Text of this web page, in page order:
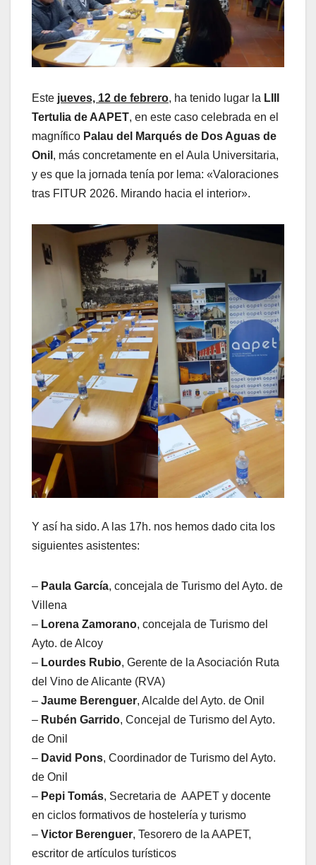
Este jueves, 12 de febrero, ha tenido lugar la LIII
Tertulia de AAPET, en este caso celebrada en el
magnífico Palau del Marqués de Dos Aguas de
Onil , más concretamente en el Aula Universitaria,
y es que la jornada tenía por lema: «Valoraciones
tras FITUR 2026. Mirando hacia el interior».
Y así ha sido. A las 17h. nos hemos dado cita los
siguientes asistentes:
– Paula García, concejala de Turismo del Ayto. de
Villena
– Lorena Zamorano, concejala de Turismo del
Ayto. de Alcoy
– Lourdes Rubio, Gerente de la Asociación Ruta
del Vino de Alicante (RVA)
– Jaume Berenguer, Alcalde del Ayto. de Onil
– Rubén Garrido, Concejal de Turismo del Ayto.
de Onil
– David Pons, Coordinador de Turismo del Ayto.
de Onil
– Pepi Tomás, Secretaria de AAPET y docente
en ciclos formativos de hostelería y turismo
– Victor Berenguer, Tesorero de la AAPET,
escritor de artículos turísticos